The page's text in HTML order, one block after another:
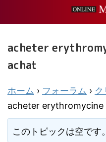
acheter
achat
ホーム › フォーラム ›
acheter
このトピックは空です。